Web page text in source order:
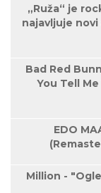
„Ruža“ je
najavljuje
Bad Red
You Tell
EDO
Million -